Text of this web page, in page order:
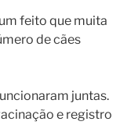
feito que muita
de cães
juntas.
e registro